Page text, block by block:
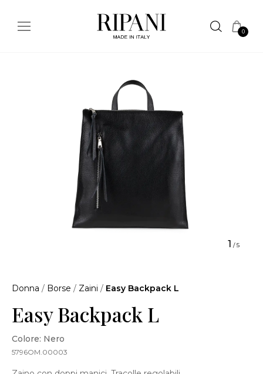
0
1 /5
Donna / Borse / Zaini / Easy Backpack L
Easy Backpack L
Colore: Nero
5796OM.00003